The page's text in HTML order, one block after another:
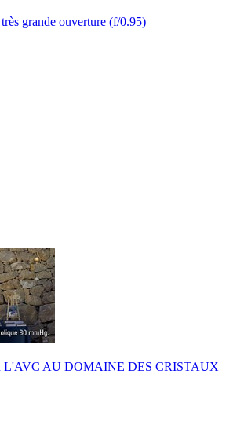
grande ouverture (f/0.95)
L'AVC AU DOMAINE DES CRISTAUX